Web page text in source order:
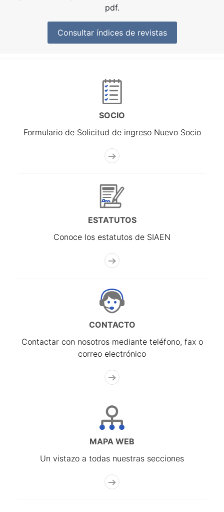
pdf.
Consultar índices de revistas
SOCIO
Formulario de Solicitud de ingreso Nuevo Socio
ESTATUTOS
Conoce los estatutos de SIAEN
CONTACTO
Contactar con nosotros mediante teléfono, fax o
correo electrónico
MAPA WEB
Un vistazo a todas nuestras secciones